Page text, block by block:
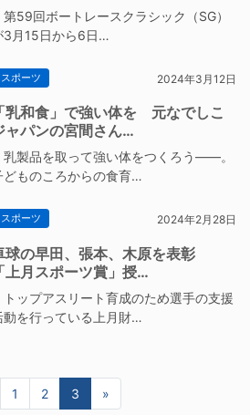
59回ボートレースクラシック（SG）
3月15日から6日…
スポーツ 2024年3月12日
「乳和食」で強い体を 元なでしこ
ャパンの宮間さん…
製品を取って強い体をつくろう——。
どものころからの食育…
スポーツ 2024年2月28日
球の早田、張本、木原を表彰
「上月スポーツ賞」授…
ップアスリート育成のため選手の支援
動を行っている上月財…
へ1 2 3 »